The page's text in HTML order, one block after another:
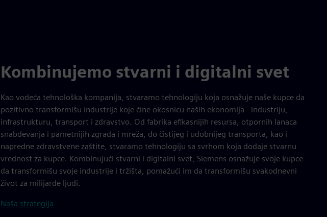
Kombinujemo stvarni i digitalni svet
Kao vodeća tehnološka kompanija, stvaramo tehnologiju koja osnažuje naše kupce da
pozitivno transformišu industrije koje čine okosnicu naših ekonomija - industriju,
infrastrukturu, transport i zdravstvo. Od fabrika efikasnijih resursa, otpornih lanaca
snabdevanja i pametnijih zgrada i mreža, do čistijeg i udobnijeg transporta, kao i
napredne zdravstvene zaštite, stvaramo tehnologiju sa svrhom koja dodaje stvarnu
vrednost za kupce. Kombinujući stvarni i digitalni svet, Siemens osnažuje svoje kupce
da transformišu svoje industrije i tržišta, pomažući im da transformišu svakodnevni
život za milijarde ljudi.
Naša strategija